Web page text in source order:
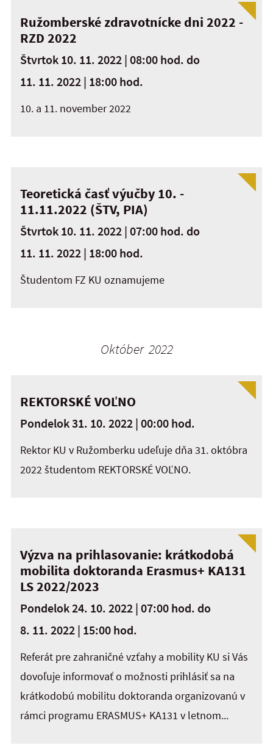
Ružomberské zdravotnícke dni 2022 -
RZD 2022
Štvrtok 10. 11. 2022 | 08:00 hod. do
11. 11. 2022 | 18:00 hod.
10. a 11. november 2022
Teoretická časť výučby 10. -
11.11.2022 (ŠTV, PIA)
Štvrtok 10. 11. 2022 | 07:00 hod. do
11. 11. 2022 | 18:00 hod.
Študentom FZ KU oznamujeme
Október 2022
REKTORSKÉ VOĽNO
Pondelok 31. 10. 2022 | 00:00 hod.
Rektor KU v Ružomberku udeľuje dňa 31. októbra
2022 študentom REKTORSKÉ VOĽNO.
Výzva na prihlasovanie: krátkodobá
mobilita doktoranda Erasmus+ KA131
LS 2022/2023
Pondelok 24. 10. 2022 | 07:00 hod. do
8. 11. 2022 | 15:00 hod.
Referát pre zahraničné vzťahy a mobility KU si Vás
dovoľuje informovať o možnosti prihlásiť sa na
krátkodobú mobilitu doktoranda organizovanú v
rámci programu ERASMUS+ KA131 v letnom...